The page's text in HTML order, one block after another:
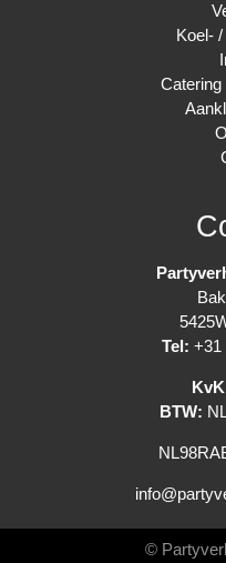
Koel-
Catering
Tel: +31
BTW:
©